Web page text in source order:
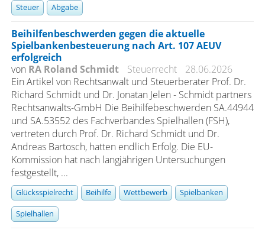
Steuer Abgabe
Beihilfenbeschwerden gegen die aktuelle
Spielbankenbesteuerung nach Art. 107 AEUV
erfolgreich
von RA Roland Schmidt Steuerrecht
28.06.2026
Ein Artikel von Rechtsanwalt und Steuerberater Prof. Dr.
Richard Schmidt und Dr. Jonatan Jelen - Schmidt partners
Rechtsanwalts-GmbH Die Beihilfebeschwerden SA.44944
und SA.53552 des Fachverbandes Spielhallen (FSH),
vertreten durch Prof. Dr. Richard Schmidt und Dr.
Andreas Bartosch, hatten endlich Erfolg. Die EU-
Kommission hat nach langjährigen Untersuchungen
festgestellt, ...
Glücksspielrecht Beihilfe Wettbewerb Spielbanken
Spielhallen